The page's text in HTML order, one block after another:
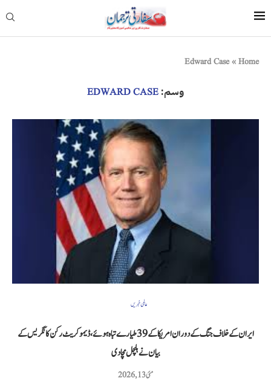
Home
»
Edward Case
وسم: EDWARD CASE
عالمی خبریں
ایران کے خلاف جنگ کے دوران امریکا کے 39 طیارے تباہ ہوئے، ڈیموکریٹ رکن کانگریس کے
بیان نے ہلچل مچا دی
مئی 13, 2026